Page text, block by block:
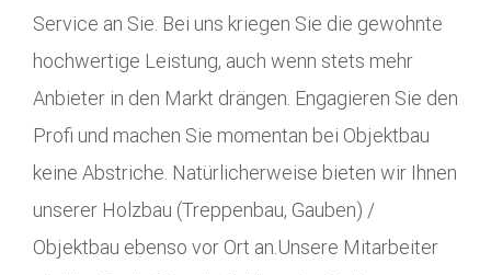
Service an Sie. Bei uns kriegen Sie die gewohnte
hochwertige Leistung, auch wenn stets mehr
Anbieter in den Markt drängen. Engagieren Sie den
Profi und machen Sie momentan bei Objektbau
keine Abstriche. Natürlicherweise bieten wir Ihnen
unserer Holzbau (Treppenbau, Gauben) /
Objektbau ebenso vor Ort an.Unsere Mitarbeiter